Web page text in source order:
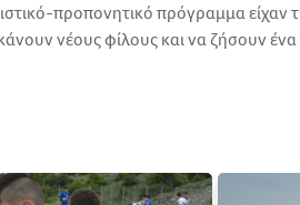
προπονητικό πρόγραμμα είχαν
νέους φίλους και να ζήσουν